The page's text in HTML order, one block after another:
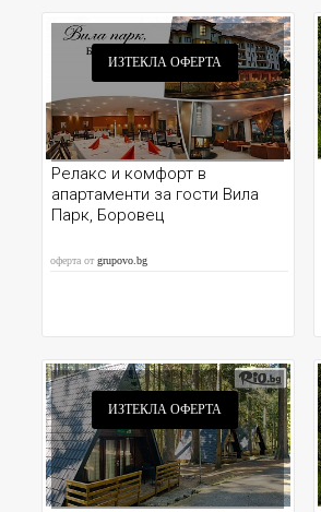
ИЗТЕКЛА ОФЕРТА
Релакс и комфорт в
апартаменти за гости Вила
Парк, Боровец
оферта от grupovo.bg
ИЗТЕКЛА ОФЕРТА